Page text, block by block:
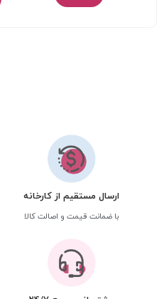
ارسال مستقیم از کارخانه
با ضمانت قیمت و اصالت کالا